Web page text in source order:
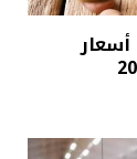
أسعار